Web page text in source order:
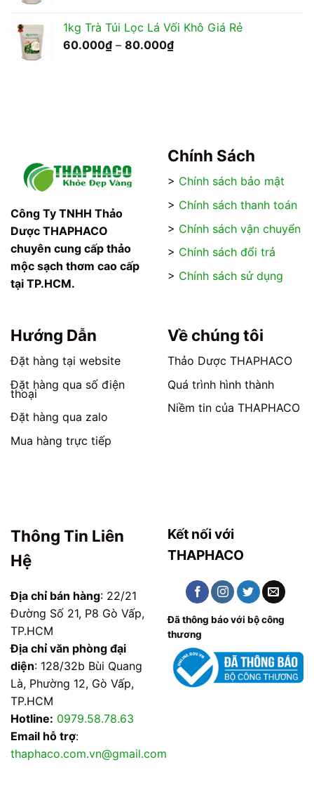
70.000₫
1kg Trà Túi Lọc Lá Vối Khô Giá Rẻ
60.000₫ – 80.000₫Khoảng
Công Ty TNHH Thảo
Dược THAPHACO
chuyên cung cấp thảo
mộc sạch thơm cao cấp
tại TP.HCM.
Chính Sách
> Chính sách bảo mật
> Chính sách thanh toán
> Chính sách vận chuyển
> Chính sách đổi trả
> Chính sách sử dụng
Hướng Dẫn
Đặt hàng tại website
Đặt hàng qua số điện
thoại
Đặt hàng qua zalo
Mua hàng trực tiếp
Về chúng tôi
Thảo Dược THAPHACO
Quá trình hình thành
Niềm tin của THAPHACO
Thông Tin Liên
Hệ
Địa chỉ bán hàng: 22/21
Đường Số 21, P8 Gò Vấp,
TP.HCM
Địa chỉ văn phòng đại
diện: 128/32b Bùi Quang
Là, Phường 12, Gò Vấp,
TP.HCM
Hotline: 0979.58.78.63
Email hỗ trợ:
thaphaco.com.vn@gmail.com
Kết nối với
THAPHACO
Đã thông báo với bộ công
thương